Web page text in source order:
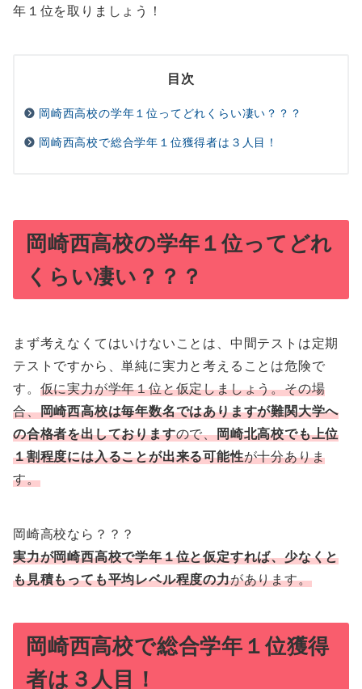
年１位を取りましょう！
目次
岡崎西高校の学年１位ってどれくらい凄い？？？
岡崎西高校で総合学年１位獲得者は３人目！
岡崎西高校の学年１位ってどれ
くらい凄い？？？
まず考えなくてはいけないことは、中間テストは定期
テストですから、単純に実力と考えることは危険で
す。 仮に実力が学年１位と仮定しましょう。その場
合、岡崎西高校は毎年数名ではありますが難関大学へ
の合格者を出しておりますので、岡崎北高校でも上位
１割程度には入ることが出来る可能性が十分ありま
す。
岡崎高校なら？？？
実力が岡崎西高校で学年１位と仮定すれば、少なくと
も見積もっても平均レベル程度の力があります。
岡崎西高校で総合学年１位獲得
者は３人目！